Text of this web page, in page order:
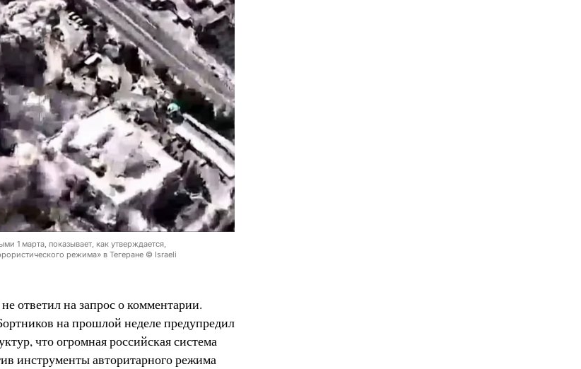
1 марта, показывает, как утверждается,
режима» в Тегеране © Israeli
ответил на запрос о комментарии.
на прошлой неделе предупредил
что огромная российская система
инструменты авторитарного режима